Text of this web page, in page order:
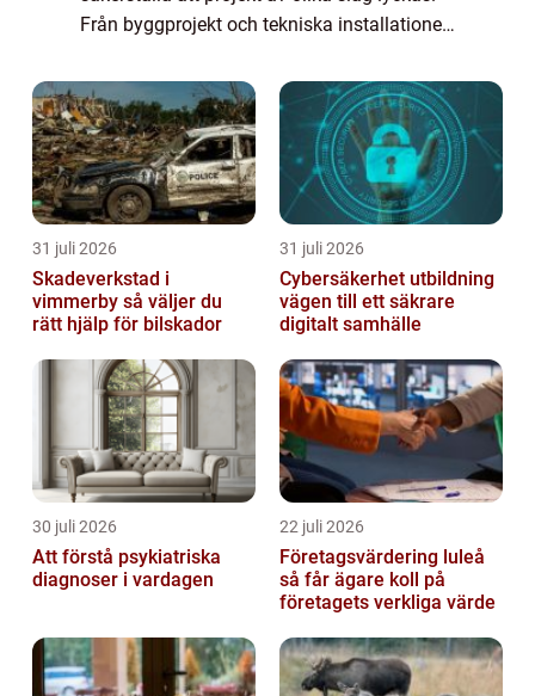
Från byggprojekt och tekniska installationer
evenemangsplanering pr...
31 juli 2026
Skadeverkstad i
vimmerby så väljer du
rätt hjälp för bilskador
31 juli 2026
Cybersäkerhet utbildning
vägen till ett säkrare
digitalt samhälle
30 juli 2026
Att förstå psykiatriska
diagnoser i vardagen
22 juli 2026
Företagsvärdering luleå
så får ägare koll på
företagets verkliga värde